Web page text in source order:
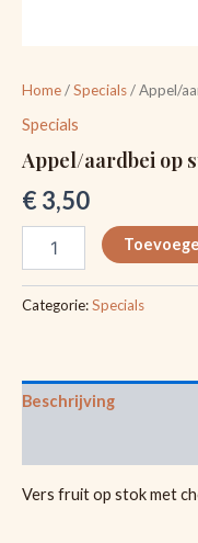
Home/Specials/ Appel/
Specials
Appel/aardbei op
€3,50
Categorie:Specials
Beschrijving
Vers fruit op stok met